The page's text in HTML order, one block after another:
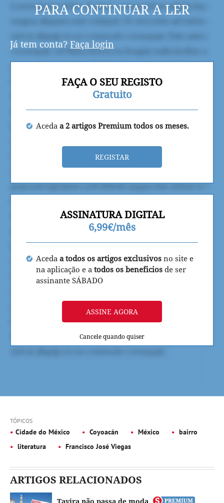
PARA CONTINUAR A LER
Já tem conta? Faça login
FAÇA O SEU REGISTO
Gratuito
Aceda a 2 artigos Premium todos os meses.
REGISTAR
ASSINATURA DIGITAL
6,99€/mês
Aceda a todos os artigos exclusivos no site e
na aplicação e a todos os beneficios de ser
assinante SÁBADO
ASSINE AGORA
Cancele quando quiser
TÓPICOS
Cidade do México Coyoacán México
bairro
literatura
Francisco José Viegas
ARTIGOS RELACIONADOS